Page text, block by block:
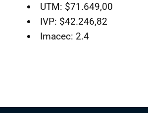
UTM: $71.649,00
IVP: $42.246,82
Imacec: 2.4